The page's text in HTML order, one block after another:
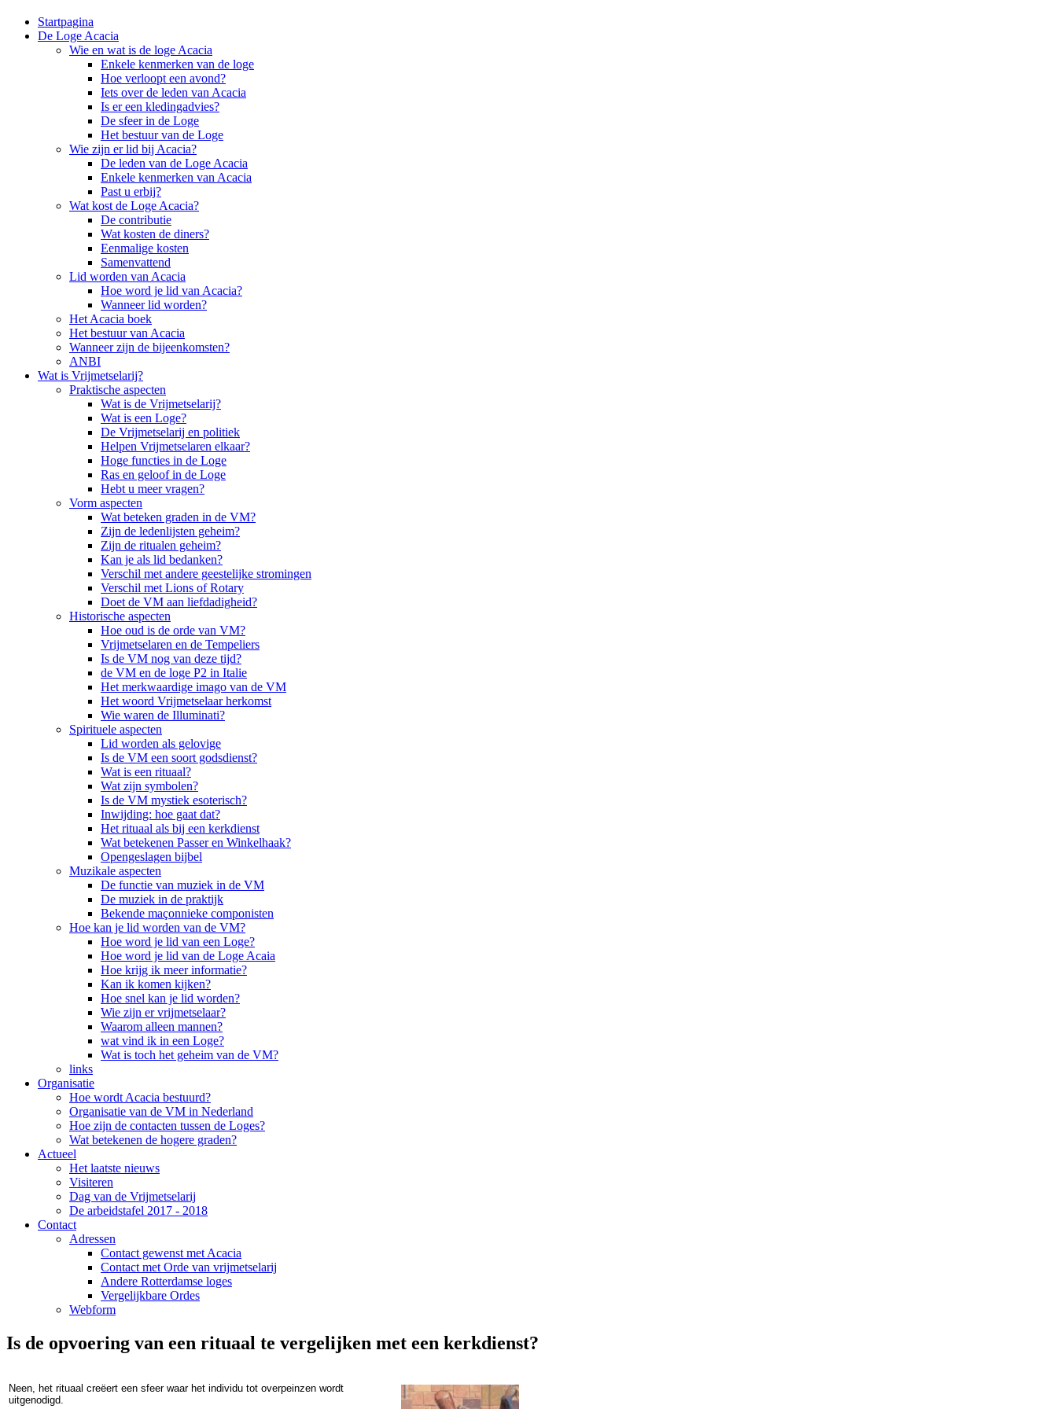
Startpagina
De Loge Acacia
Wie en wat is de loge Acacia
Enkele kenmerken van de loge
Hoe verloopt een avond?
Iets over de leden van Acacia
Is er een kledingadvies?
De sfeer in de Loge
Het bestuur van de Loge
Wie zijn er lid bij Acacia?
De leden van de Loge Acacia
Enkele kenmerken van Acacia
Past u erbij?
Wat kost de Loge Acacia?
De contributie
Wat kosten de diners?
Eenmalige kosten
Samenvattend
Lid worden van Acacia
Hoe word je lid van Acacia?
Wanneer lid worden?
Het Acacia boek
Het bestuur van Acacia
Wanneer zijn de bijeenkomsten?
ANBI
Wat is Vrijmetselarij?
Praktische aspecten
Wat is de Vrijmetselarij?
Wat is een Loge?
De Vrijmetselarij en politiek
Helpen Vrijmetselaren elkaar?
Hoge functies in de Loge
Ras en geloof in de Loge
Hebt u meer vragen?
Vorm aspecten
Wat beteken graden in de VM?
Zijn de ledenlijsten geheim?
Zijn de ritualen geheim?
Kan je als lid bedanken?
Verschil met andere geestelijke stromingen
Verschil met Lions of Rotary
Doet de VM aan liefdadigheid?
Historische aspecten
Hoe oud is de orde van VM?
Vrijmetselaren en de Tempeliers
Is de VM nog van deze tijd?
de VM en de loge P2 in Italie
Het merkwaardige imago van de VM
Het woord Vrijmetselaar herkomst
Wie waren de Illuminati?
Spirituele aspecten
Lid worden als gelovige
Is de VM een soort godsdienst?
Wat is een rituaal?
Wat zijn symbolen?
Is de VM mystiek esoterisch?
Inwijding: hoe gaat dat?
Het rituaal als bij een kerkdienst
Wat betekenen Passer en Winkelhaak?
Opengeslagen bijbel
Muzikale aspecten
De functie van muziek in de VM
De muziek in de praktijk
Bekende maçonnieke componisten
Hoe kan je lid worden van de VM?
Hoe word je lid van een Loge?
Hoe word je lid van de Loge Acaia
Hoe krijg ik meer informatie?
Kan ik komen kijken?
Hoe snel kan je lid worden?
Wie zijn er vrijmetselaar?
Waarom alleen mannen?
wat vind ik in een Loge?
Wat is toch het geheim van de VM?
links
Organisatie
Hoe wordt Acacia bestuurd?
Organisatie van de VM in Nederland
Hoe zijn de contacten tussen de Loges?
Wat betekenen de hogere graden?
Actueel
Het laatste nieuws
Visiteren
Dag van de Vrijmetselarij
De arbeidstafel 2017 - 2018
Contact
Adressen
Contact gewenst met Acacia
Contact met Orde van vrijmetselarij
Andere Rotterdamse loges
Vergelijkbare Ordes
Webform
Is de opvoering van een rituaal te vergelijken met een kerkdienst?
Neen, het rituaal creëert een sfeer waar het individu tot overpeinzen wordt
uitgenodigd.